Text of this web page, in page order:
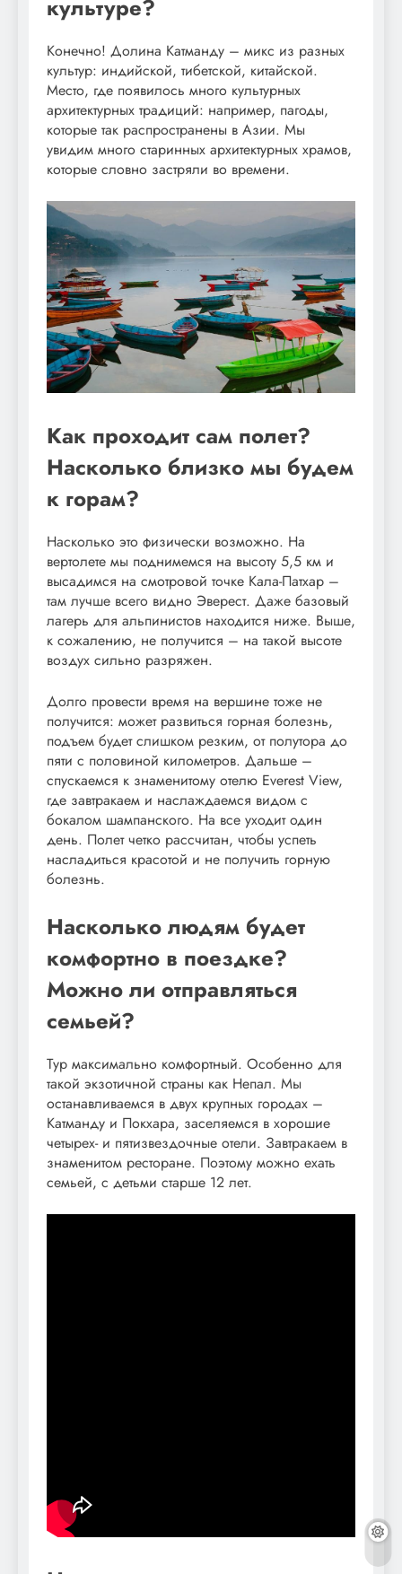
культуре?
Конечно! Долина Катманду – микс из разных
культур: индийской, тибетской, китайской.
Место, где появилось много культурных
архитектурных традиций: например, пагоды,
которые так распространены в Азии. Мы
увидим много старинных архитектурных храмов,
которые словно застряли во времени.
Как проходит сам полет?
Насколько близко мы будем
к горам?
Насколько это физически возможно. На
вертолете мы поднимемся на высоту 5,5 км и
высадимся на смотровой точке Кала-Патхар –
там лучше всего видно Эверест. Даже базовый
лагерь для альпинистов находится ниже. Выше,
к сожалению, не получится – на такой высоте
воздух сильно разряжен.
Долго провести время на вершине тоже не
получится: может развиться горная болезнь,
подъем будет слишком резким, от полутора до
пяти с половиной километров. Дальше –
спускаемся к знаменитому отелю Everest View,
где завтракаем и наслаждаемся видом с
бокалом шампанского. На все уходит один
день. Полет четко рассчитан, чтобы успеть
насладиться красотой и не получить горную
болезнь.
Насколько людям будет
комфортно в поездке?
Можно ли отправляться
семьей?
Тур максимально комфортный. Особенно для
такой экзотичной страны как Непал. Мы
останавливаемся в двух крупных городах –
Катманду и Покхара, заселяемся в хорошие
четырех- и пятизвездочные отели. Завтракаем в
знаменитом ресторане. Поэтому можно ехать
семьей, с детьми старше 12 лет.